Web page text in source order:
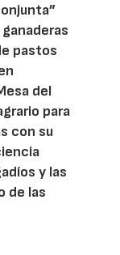
pastos
del
para
con su
y las
de las